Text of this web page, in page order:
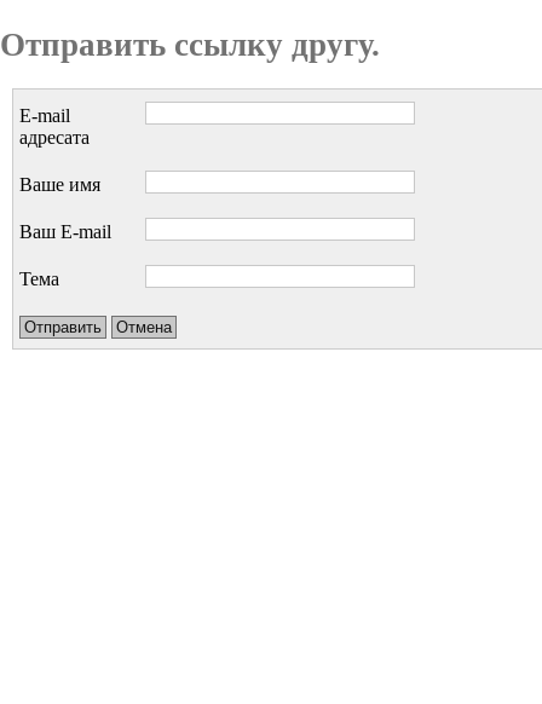
Отправить ссылку другу.
E-mail
адресата
Ваше имя
Ваш E-mail
Тема
Отправить Отмена